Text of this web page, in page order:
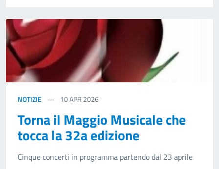
NOTIZIE 10APR 2026
Torna il Maggio Musicale che
tocca la 32a edizione
Cinque concerti in programma partendo dal 23 aprile